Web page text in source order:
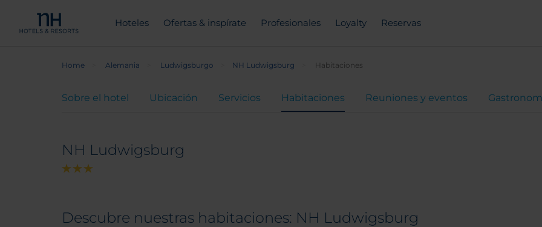
Hoteles Ofertas & inspírate Profesionales Loyalty Reservas
Home Alemania Ludwigsburgo NH Ludwigsburg Habitaciones
Sobre el hotel Ubicación Servicios Habitaciones Reuniones y eventos
NH Ludwigsburg
Descubre nuestras habitaciones: NH Ludwigsburg